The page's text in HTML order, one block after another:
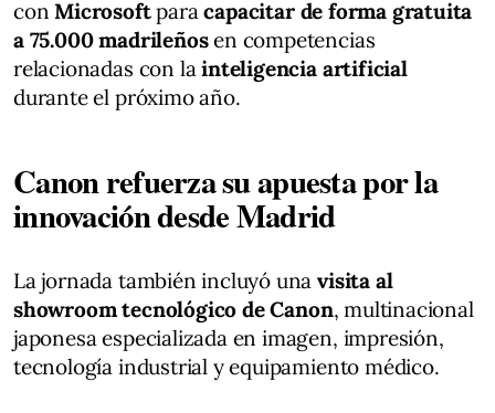
con Microsoftparacapacitar de forma gratuita
a 75.000 madrileñosen competencias
relacionadas con la inteligencia artificial
durante el próximo año.
Canon refuerza su apuesta por la
innovación desde Madrid
La jornada también incluyó unavisita al
showroom tecnológico de Canon, multinacional
japonesa especializada en imagen, impresión,
tecnología industrial y equipamiento médico.